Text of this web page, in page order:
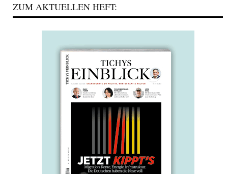
ZUM AKTUELLEN HEFT: